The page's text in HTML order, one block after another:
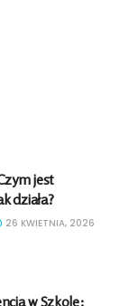
jest
działa?
26 KWIETNIA, 2026
w Szkole: